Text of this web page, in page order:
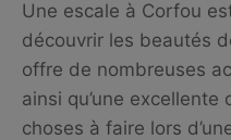
Une escale à Corfou
découvrir les beautés
offre de nombreuses
ainsi qu’une
choses à faire lors